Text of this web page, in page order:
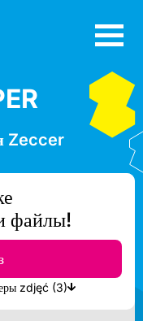
Zeccer
файлы!
Показать ближайшие доступные принтеры zdjęć (3)